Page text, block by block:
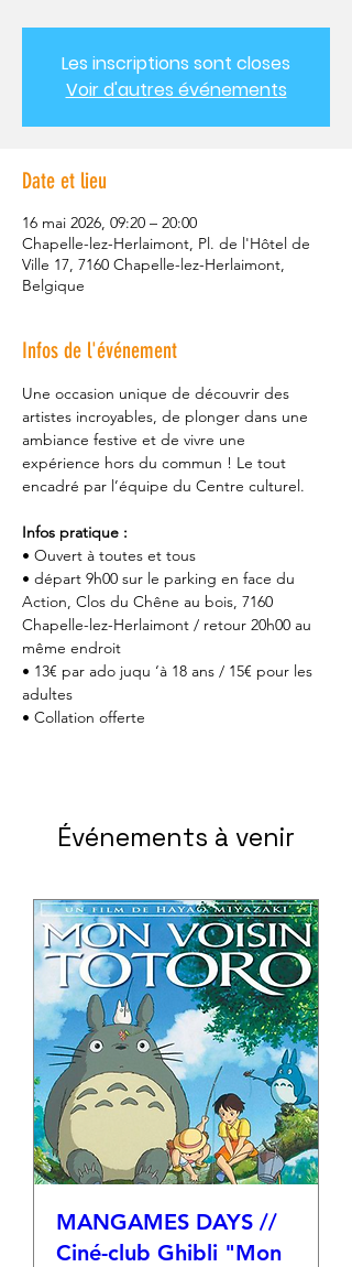
Les inscriptions sont closes
Voir d'autres événements
Date et lieu
16 mai 2026, 09:20 – 20:00
Chapelle-lez-Herlaimont, Pl. de l'Hôtel de
Ville 17, 7160 Chapelle-lez-Herlaimont,
Belgique
Infos de l'événement
Une occasion unique de découvrir des
artistes incroyables, de plonger dans une
ambiance festive et de vivre une
expérience hors du commun ! Le tout
encadré par l’équipe du Centre culturel.
Infos pratique :
• Ouvert à toutes et tous
• départ 9h00 sur le parking en face du
Action, Clos du Chêne au bois, 7160
Chapelle-lez-Herlaimont / retour 20h00 au
même endroit
• 13€ par ado juqu ‘à 18 ans / 15€ pour les
adultes
• Collation offerte
Événements à venir
MANGAMES DAYS //
Ciné-club Ghibli "Mon